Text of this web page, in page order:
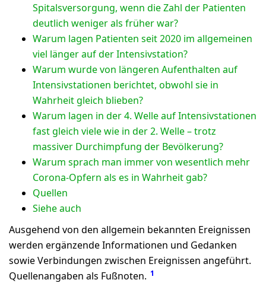
Spitalsversorgung, wenn die Zahl der Patienten
deutlich weniger als früher war?
Warum lagen Patienten seit 2020 im allgemeinen
viel länger auf der Intensivstation?
Warum wurde von längeren Aufenthalten auf
Intensivstationen berichtet, obwohl sie in
Wahrheit gleich blieben?
Warum lagen in der 4. Welle auf Intensivstationen
fast gleich viele wie in der 2. Welle – trotz
massiver Durchimpfung der Bevölkerung?
Warum sprach man immer von wesentlich mehr
Corona-Opfern als es in Wahrheit gab?
Quellen
Siehe auch
Ausgehend von den allgemein bekannten Ereignissen
werden ergänzende Informationen und Gedanken
sowie Verbindungen zwischen Ereignissen angeführt.
Quellenangaben als Fußnoten. 1